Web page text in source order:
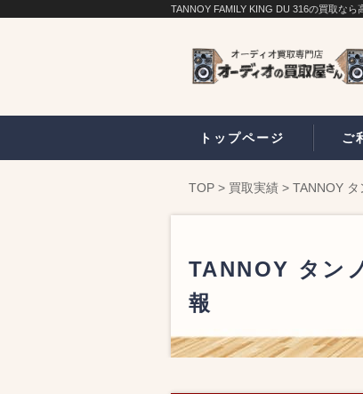
TANNOY FAMILY KING DU 316の買取な
トップページ ご
TOP > 買取実績 > TANNOY
TANNOY タン
報